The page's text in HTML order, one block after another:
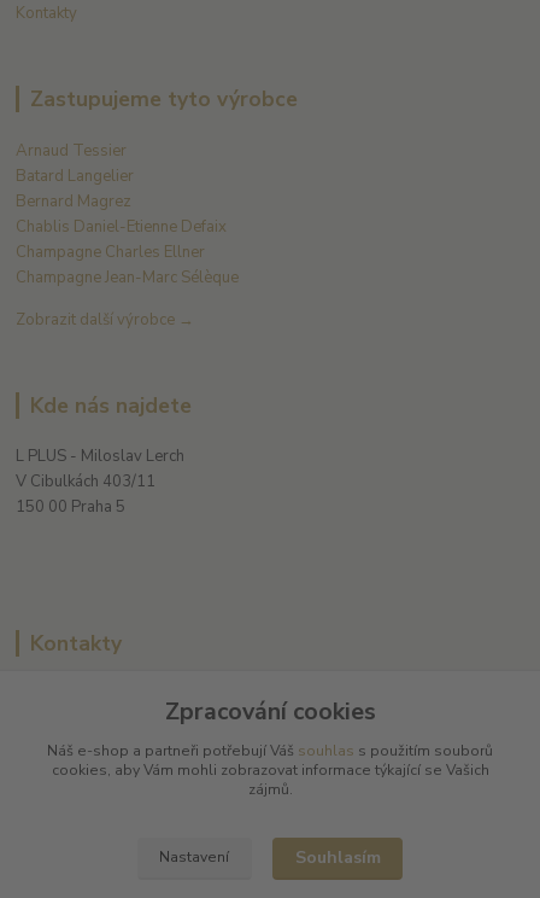
Kontakty
Zastupujeme tyto výrobce
Arnaud Tessier
Batard Langelier
Bernard Magrez
Chablis Daniel-Etienne Defaix
Champagne Charles Ellner
Champagne Jean-Marc Sélèque
Zobrazit další výrobce →
Kde nás najdete
L PLUS - Miloslav Lerch
V Cibulkách 403/11
150 00 Praha 5
Kontakty
+420 608 885 840
Zpracování cookies
Náš e-shop a partneři potřebují Váš souhlas s použitím souborů
cookies, aby Vám mohli zobrazovat informace týkající se Vašich
zájmů.
Nastavení Souhlasím